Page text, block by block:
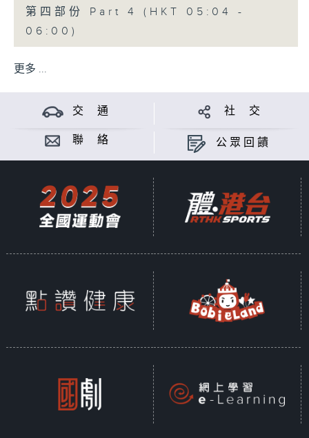
第四部份 Part 4 (HKT 05:04 -
06:00)
更多 ...
交 通 社 交
聯 絡 公眾回饋